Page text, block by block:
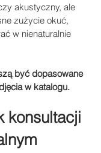
akustyczny, ale
zużycie okuć,
w nienaturalnie
być dopasowane
w katalogu.
konsultacji